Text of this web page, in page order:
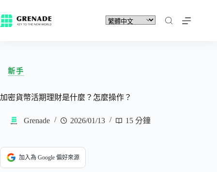
新手
加密貨幣活期理財是什麼？怎麼操作？
Grenade 2026/01/13 15 分鐘
加入為 Google 偏好來源